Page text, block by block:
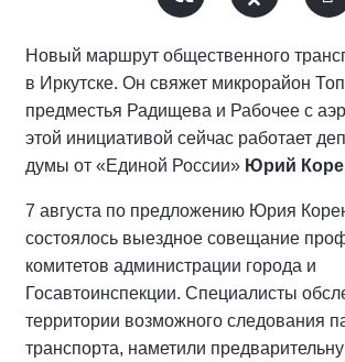
Новый маршрут общественного
в Иркутске. Он свяжет микрорайон
предместья Радищева и Рабочее с
этой инициативой сейчас работает
думы от «Единой России» Юрий
7 августа по предложению Юрия
состоялось выездное совещание
комитетов администрации города и
Госавтоинспекции. Специалисты
территории возможного следования
транспорта, наметили